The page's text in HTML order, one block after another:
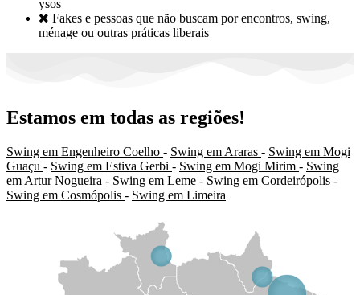
ysos
 Fakes e pessoas que não buscam por encontros, swing,
ménage ou outras práticas liberais
Estamos em todas as regiões!
Swing em Engenheiro Coelho - Swing em Araras - Swing em Mogi
Guaçu - Swing em Estiva Gerbi - Swing em Mogi Mirim - Swing
em Artur Nogueira - Swing em Leme - Swing em Cordeirópolis -
Swing em Cosmópolis - Swing em Limeira